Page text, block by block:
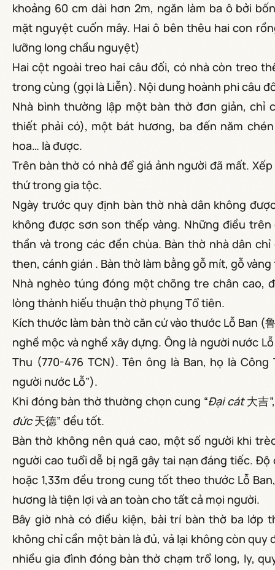
khoảng 60 cm dài hơn 2m, ngăn làm ba ô bởi
mặt nguyệt cuốn mây. Hai ô bên thêu hai con
lưỡng long chầu nguyệt)
Hai cột ngoài treo hai câu đối, có nhà còn treo
trong cùng (gọi là Liễn). Nội dung hoành phi câu
Nhà bình thường lập một bàn thờ đơn giản, chỉ
thiết phải có), một bát hương, ba đến năm
hoa… là được.
Trên bàn thờ có nhà để giá ảnh người đã mất.
thứ trong gia tộc.
Ngày trước quy định bàn thờ nhà dân không
không được sơn son thếp vàng. Những điều
thần và trong các đền chùa. Bàn thờ nhà dân
then, cánh gián . Bàn thờ làm bằng gỗ mít, gỗ
Nhà nghèo túng đóng một chõng tre chân cao,
lòng thành hiếu thuận thờ phụng Tổ tiên.
Kích thước làm bàn thờ căn cứ vào thước Lỗ Ban (
nghề mộc và nghề xây dựng. Ông là người nước
Thu (770-476 TCN). Tên ông là Ban, họ là Công
người nước Lỗ”).
Khi đóng bàn thờ thường chọn cung “Đại cát大吉
đức天德” đều tốt.
Bàn thờ không nên quá cao, một số người khi
người cao tuổi dễ bị ngã gây tai nạn đáng tiếc. Độ
hoặc 1,33m đều trong cung tốt theo thước Lỗ
hương là tiện lợi và an toàn cho tất cả mọi người.
Bây giờ nhà có điều kiện, bài trí bàn thờ ba lớp
không chỉ cần một bàn là đủ, vả lại không còn
nhiều gia đình đóng bàn thờ chạm trổ long, ly,